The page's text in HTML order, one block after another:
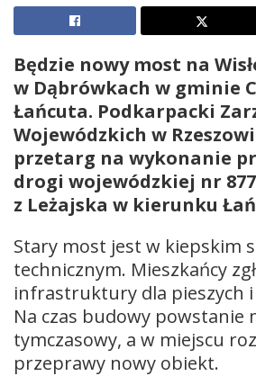
Będzie nowy most na
w Dąbrówkach w gminie
Łańcuta. Podkarpacki
Wojewódzkich w
przetarg na wykonanie
drogi wojewódzkiej nr
z Leżajska w kierunku
Stary most jest w kiepskim
technicznym. Mieszkańcy
infrastruktury dla pieszych
Na czas budowy powstanie
tymczasowy, a w miejscu
przeprawy nowy obiekt.